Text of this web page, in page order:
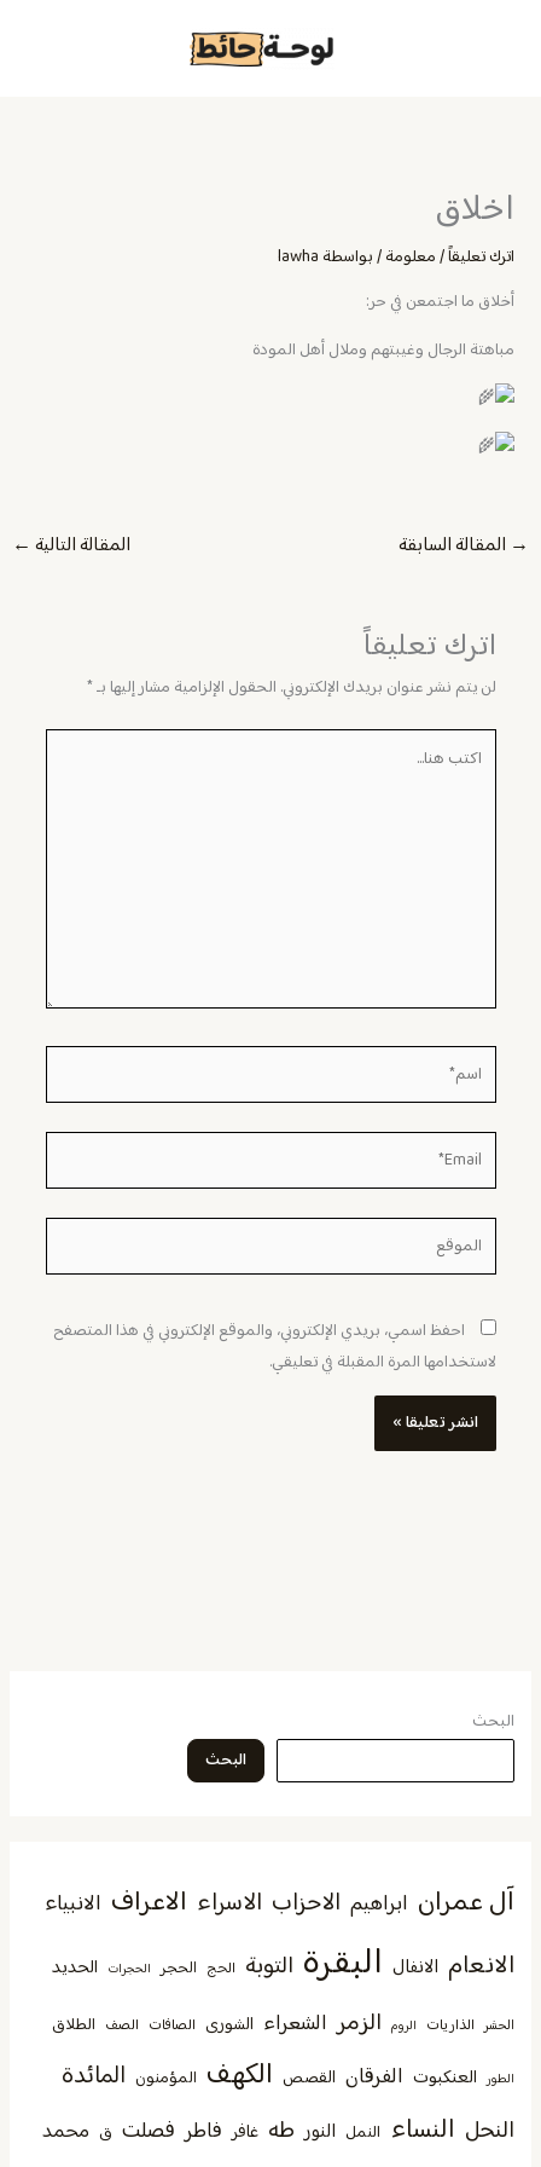
اخلاق
اترك تعليقاً/معلومة/ بواسطة lawha
أخلاق ما اجتمعن في حر:
مباهتة الرجال وغيبتهم وملال أهل المودة
→ المقالة السابقة المقالة التالية ←
اترك تعليقاً
لن يتم نشر عنوان بريدك الإلكتروني. الحقول الإلزامية مشار إليها بـ*
اسم*
Email*
الموقع
احفظ اسمي، بريدي الإلكتروني، والموقع الإلكتروني في هذا المتصفح
لاستخدامها المرة المقبلة في تعليقي.
البحث
البحث
آل عمران ابراهيم الاحزاب الاسراء الاعراف الانبياء
الانعام الانفال البقرة التوبة الحج الحجر الحجرات الحديد
الحشر الذاريات الروم الزمر الشعراء الشورى الصافات الصف الطلاق
الطور العنكبوت الفرقان القصص الكهف المؤمنون المائدة
النحل النساء النمل النور طه غافر فاطر فصلت ق محمد